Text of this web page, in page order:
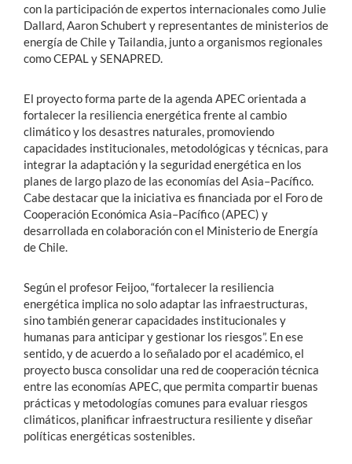
con la participación de expertos internacionales como Julie
Dallard, Aaron Schubert y representantes de ministerios de
energía de Chile y Tailandia, junto a organismos regionales
como CEPAL y SENAPRED.
El proyecto forma parte de la agenda APEC orientada a
fortalecer la resiliencia energética frente al cambio
climático y los desastres naturales, promoviendo
capacidades institucionales, metodológicas y técnicas, para
integrar la adaptación y la seguridad energética en los
planes de largo plazo de las economías del Asia–Pacífico.
Cabe destacar que la iniciativa es financiada por el Foro de
Cooperación Económica Asia–Pacífico (APEC) y
desarrollada en colaboración con el Ministerio de Energía
de Chile.
Según el profesor Feijoo, “fortalecer la resiliencia
energética implica no solo adaptar las infraestructuras,
sino también generar capacidades institucionales y
humanas para anticipar y gestionar los riesgos”. En ese
sentido, y de acuerdo a lo señalado por el académico, el
proyecto busca consolidar una red de cooperación técnica
entre las economías APEC, que permita compartir buenas
prácticas y metodologías comunes para evaluar riesgos
climáticos, planificar infraestructura resiliente y diseñar
políticas energéticas sostenibles.